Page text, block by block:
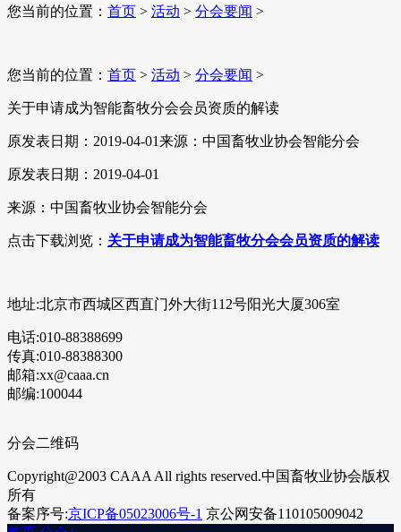
您当前的位置： 首页 > 活动 > 分会要闻 >
您当前的位置： 首页 > 活动 > 分会要闻 >
关于申请成为智能畜牧分会会员资质的解读
原发表日期：2019-04-01来源：中国畜牧业协会智能分会
原发表日期：2019-04-01
来源：中国畜牧业协会智能分会
点击下载浏览： 关于申请成为智能畜牧分会会员资质的解读
地址:北京市西城区西直门外大街112号阳光大厦306室
电话:010-88388699
传真:010-88388300
邮箱:xx@caaa.cn
邮编:100044
分会二维码
Copyright@2003 CAAA All rights reserved.中国畜牧业协会版权
所有
备案序号:京ICP备05023006号-1 京公网安备110105009042